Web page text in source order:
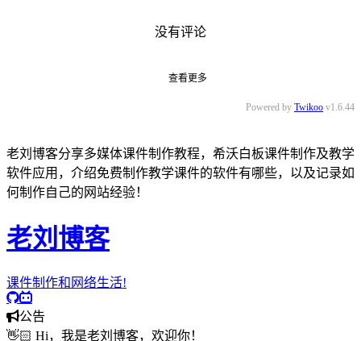
没有评论
查看更多
Powered by Twikoo v1.6.44
老刘博客分享多媒体课件制作教程，希沃白板课件制作及教学
软件应用，介绍免费制作教学课件的软件有哪些，以及记录如
何制作自己的网站经验！
老刘博客
课件制作和网络生活!
公告
👋🏻 Hi，我是老刘博客，欢迎你！